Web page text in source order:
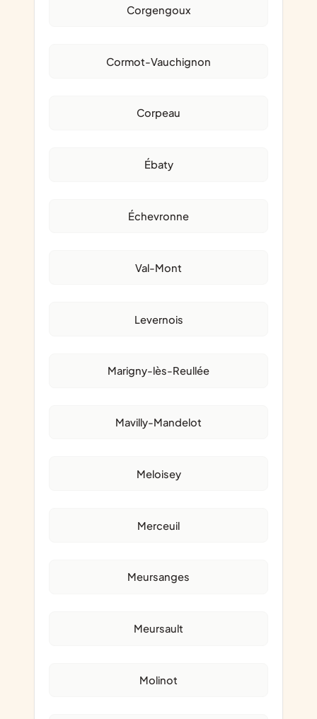
Corgengoux
Cormot-Vauchignon
Corpeau
Ébaty
Échevronne
Val-Mont
Levernois
Marigny-lès-Reullée
Mavilly-Mandelot
Meloisey
Merceuil
Meursanges
Meursault
Molinot